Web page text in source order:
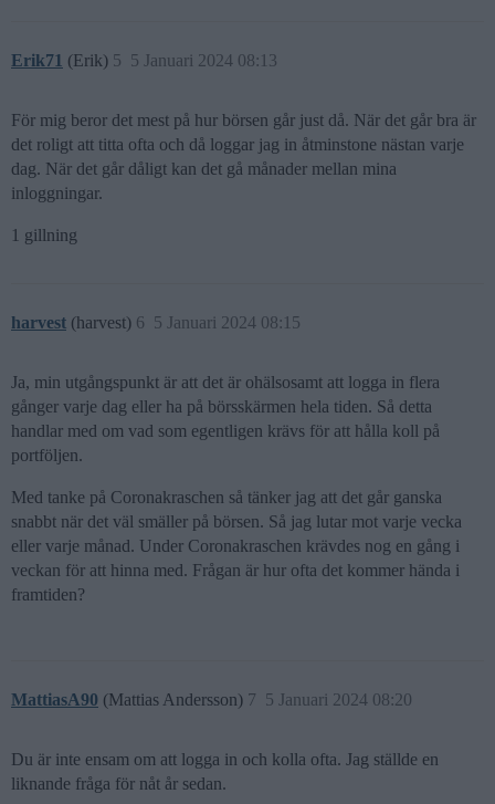
Erik71 (Erik) 5 Januari 2024 08:13
5
För mig beror det mest på hur börsen går just då. När det går bra är
det roligt att titta ofta och då loggar jag in åtminstone nästan varje
dag. När det går dåligt kan det gå månader mellan mina
inloggningar.
1 gillning
harvest (harvest) 5 Januari 2024 08:15
6
Ja, min utgångspunkt är att det är ohälsosamt att logga in flera
gånger varje dag eller ha på börsskärmen hela tiden. Så detta
handlar med om vad som egentligen krävs för att hålla koll på
portföljen.
Med tanke på Coronakraschen så tänker jag att det går ganska
snabbt när det väl smäller på börsen. Så jag lutar mot varje vecka
eller varje månad. Under Coronakraschen krävdes nog en gång i
veckan för att hinna med. Frågan är hur ofta det kommer hända i
framtiden?
MattiasA90 (Mattias Andersson) 5 Januari 2024 08:20
7
Du är inte ensam om att logga in och kolla ofta. Jag ställde en
liknande fråga för nåt år sedan.